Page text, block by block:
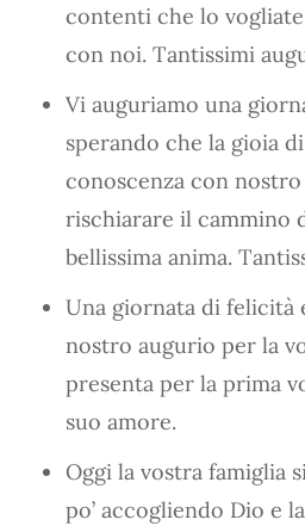
contenti che lo
con noi. Tantissimi
Vi auguriamo una
sperando che la gioia
conoscenza con nostro
rischiarare il cammino
bellissima anima.
Una giornata di felicità
nostro augurio per la
presenta per la prima
suo amore.
Oggi la vostra famiglia
po’ accogliendo Dio e